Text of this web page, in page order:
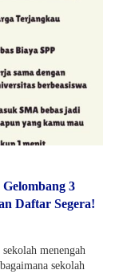
3
Daftar Segera!
menengah
sekolah